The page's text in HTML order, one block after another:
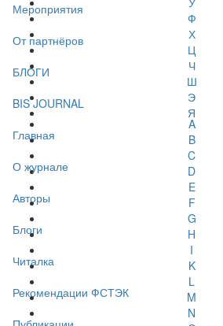
Мероприятия
От партнёров
БЛОГИ
BIS JOURNAL
Главная
О журнале
Авторы
Блоги
Читалка
Рекомендации ФСТЭК
Ф
Х
Ц
Ч
Ш
Э
Я
A
B
C
D
E
F
G
H
I
K
L
M
N